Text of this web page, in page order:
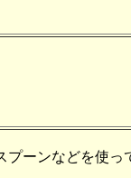
ーンなどを使っ